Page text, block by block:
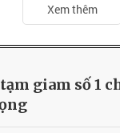
Xem thêm
giam số 1